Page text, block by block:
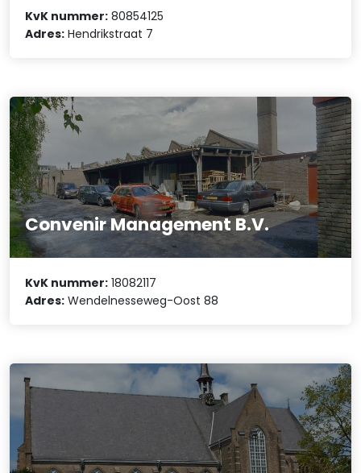
KvK nummer: 80854125
Adres: Hendrikstraat 7
Convenir Management B.V.
KvK nummer: 18082117
Adres: Wendelnesseweg-Oost 88